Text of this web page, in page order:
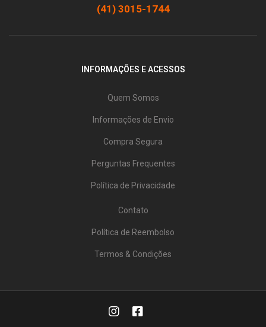
(41) 3015-1744
INFORMAÇÕES E ACESSOS
Quem Somos
Informações de Envio
Compra Segura
Perguntas Frequentes
Política de Privacidade
Contato
Política de Reembolso
Termos & Condições